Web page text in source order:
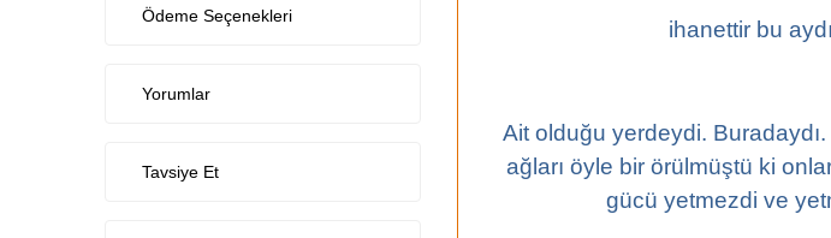
Ödeme Seçenekleri
Yorumlar
Tavsiye Et
ihanettir bu
Ait olduğu yerdeydi.
ağları öyle bir örülmüştü ki
gücü yetmezdi ve